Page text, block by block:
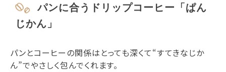
パンに合うドリップコーヒー「ぱん
じかん」
パンとコーヒーの関係はとっても深くて“すてきなじか
ん”でやさしく包んでくれます。